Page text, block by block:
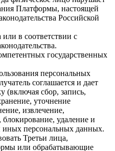
Платформы, настоящей
Российской
в соответствии с
государственных
персональных
соглашается и дает
(включая сбор, запись,
уточнение
извлечение,
удаление и
персональных данных.
Третьи лица,
или обрабатывающие